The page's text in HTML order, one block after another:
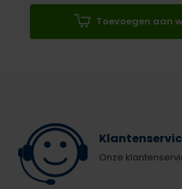
Toevoegen aan
Onze